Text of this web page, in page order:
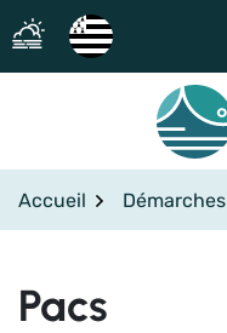
Aller
au
contenu
Accueil Démarches
Pacs